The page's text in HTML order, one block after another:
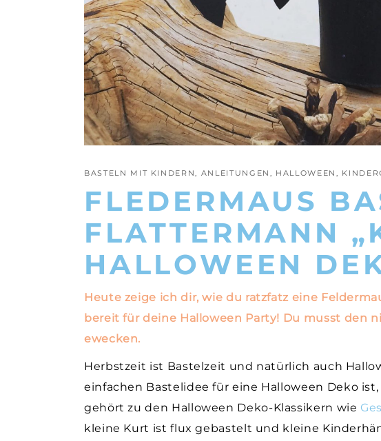
BASTELN MIT KINDERN, ANLEITUNGEN , HALLOWEEN ,
FLEDERMAUS
FLATTERMANN
HALLOWEEN
Heute zeige ich dir, wie du ratzfatz eine
bereit für deine Halloween Party! Du musst den
ewecken.
Herbstzeit ist Bastelzeit und natürlich auch
einfachen Bastelidee für eine Halloween Deko
gehört zu den Halloween Deko-Klassikern wie
kleine Kurt ist flux gebastelt und kleine